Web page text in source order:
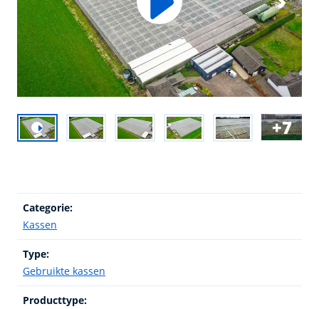
7
Categorie:
Kassen
Type:
Gebruikte kassen
Producttype: